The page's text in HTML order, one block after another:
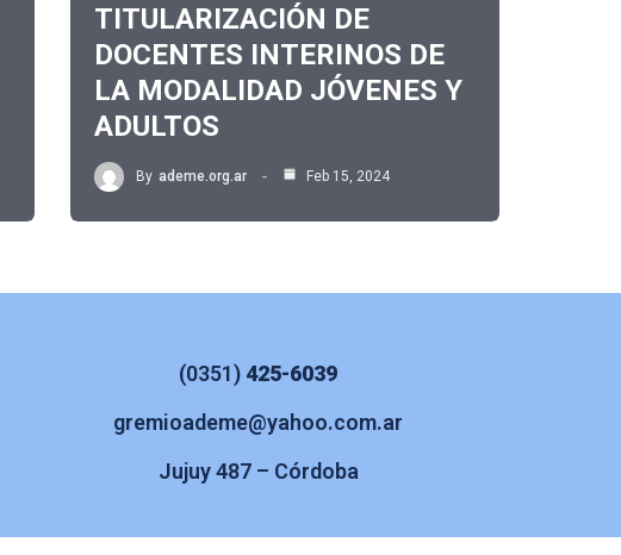
TITULARIZACIÓN DE
DOCENTES INTERINOS DE
LA MODALIDAD JÓVENES Y
ADULTOS
By ademe.org.ar Feb 15, 2024
(0351) 425-6039
gremioademe@yahoo.com.ar
Jujuy 487 – Córdoba